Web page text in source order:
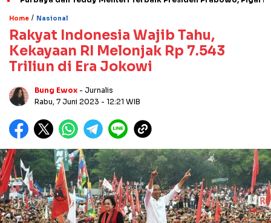
Home / Nasional
Rakyat Indonesia Wajib Tahu,
Kekayaan RI Melonjak Rp 7.543
Triliun di Era Jokowi
Bung Ewox - Jurnalis
Rabu, 7 Juni 2023 - 12:21 WIB